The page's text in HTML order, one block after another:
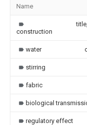
Name
construction
water
stirring
fabric
biological
regulatory effect